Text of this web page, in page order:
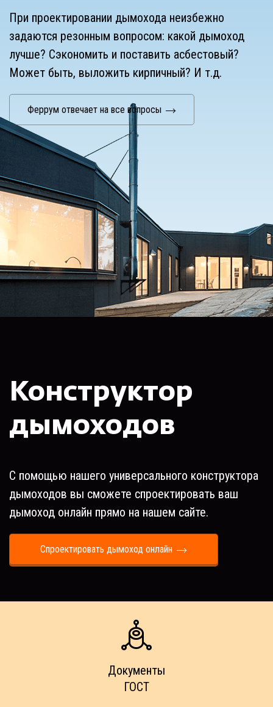
При проектировании дымохода неизбежно
задаются резонным вопросом: какой дымоход
лучше? Сэкономить и поставить асбестовый?
Может быть, выложить кирпичный? И т.д.
Феррум отвечает на все вопросы
Конструктор
дымоходов
С помощью нашего универсального конструктора
дымоходов вы сможете спроектировать ваш
дымоход онлайн прямо на нашем сайте.
Спроектировать дымоход онлайн
Документы
ГОСТ